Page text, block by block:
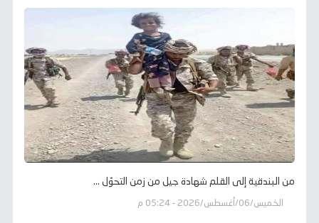
من البندقية إلى القلم شهادة جيل من زمن التحوّل ...
الخميس/06/أغسطس/2026 - 05:24 م